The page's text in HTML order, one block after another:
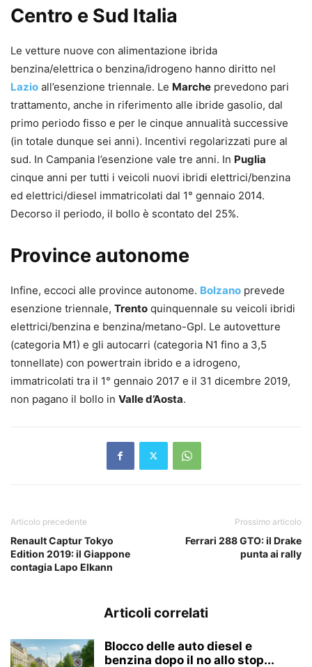
Centro e Sud Italia
Le vetture nuove con alimentazione ibrida
benzina/elettrica o benzina/idrogeno hanno diritto nel
Lazio all’esenzione triennale. Le Marche prevedono pari
trattamento, anche in riferimento alle ibride gasolio, dal
primo periodo fisso e per le cinque annualità successive
(in totale dunque sei anni). Incentivi regolarizzati pure al
sud. In Campania l’esenzione vale tre anni. In Puglia
cinque anni per tutti i veicoli nuovi ibridi elettrici/benzina
ed elettrici/diesel immatricolati dal 1° gennaio 2014.
Decorso il periodo, il bollo è scontato del 25%.
Province autonome
Infine, eccoci alle province autonome. Bolzano prevede
esenzione triennale, Trento quinquennale su veicoli ibridi
elettrici/benzina e benzina/metano-Gpl. Le autovetture
(categoria M1) e gli autocarri (categoria N1 fino a 3,5
tonnellate) con powertrain ibrido e a idrogeno,
immatricolati tra il 1° gennaio 2017 e il 31 dicembre 2019,
non pagano il bollo in Valle d’Aosta.
Articolo precedente
Renault Captur Tokyo
Edition 2019: il Giappone
contagia Lapo Elkann
Prossimo articolo
Ferrari 288 GTO: il Drake
punta ai rally
Articoli correlati
Blocco delle auto diesel e
benzina dopo il no allo stop...